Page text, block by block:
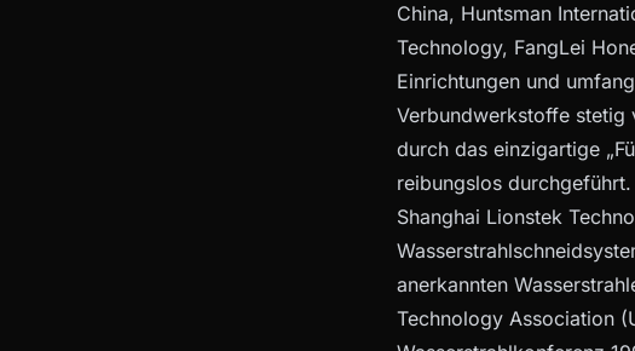
China, Huntsman
Technology, FangLei
Einrichtungen und
Verbundwerkstoffe stetig
durch das einzigartige
reibungslos durchgeführt.
Shanghai Lionstek
anerkannten
Technology Association